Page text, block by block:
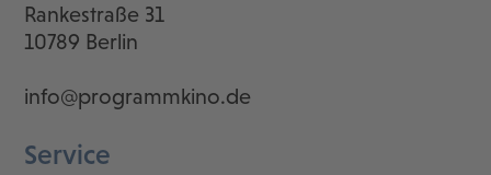
Rankestraße 31
10789 Berlin
info@programmkino.de
Service